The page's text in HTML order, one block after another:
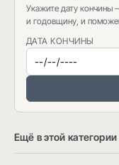
Укажите дату кончины
и годовщину, и
ДАТА КОНЧИНЫ
Ещё в этой категории